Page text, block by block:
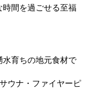
時間を過ごせる至福
水育ちの地元食材で
ウナ・ファイヤーピ